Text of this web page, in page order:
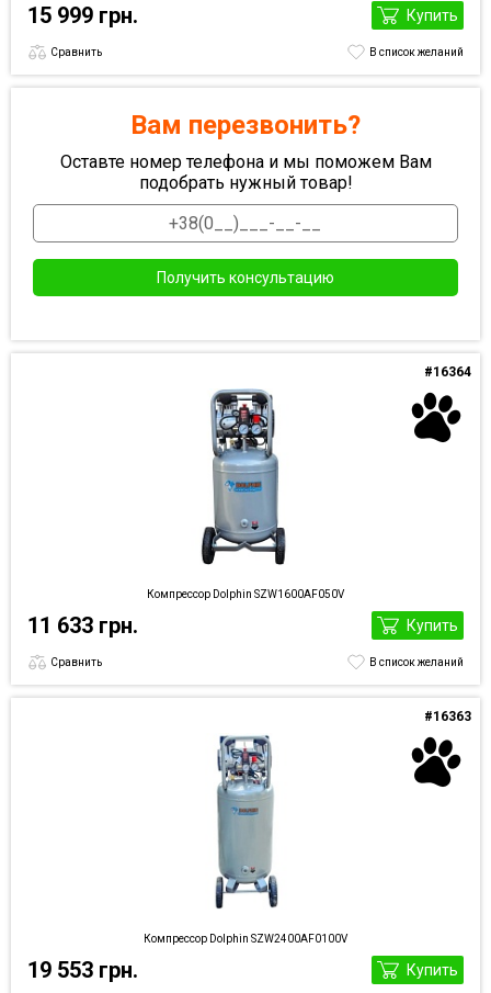
Вам перезвонить?
Оставте номер телефона и мы поможем Вам
подобрать нужный товар!
15 999 грн. Купить
Сравнить В список желаний
Компрессор Dolphin SZW1600AF050V
#16364
11 633 грн. Купить
Сравнить В список желаний
Компрессор Dolphin SZW2400AF0100V
#16363
19 553 грн. Купить